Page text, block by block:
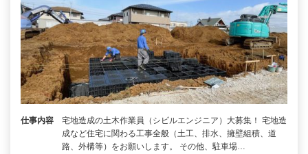
仕事内容
宅地造成の土木作業員（シビルエンジニア）大募集！ 宅地造
成など住宅に関わる工事全般（土工、排水、擁壁組積、道
路、外構等）をお願いします。 その他、駐車場…